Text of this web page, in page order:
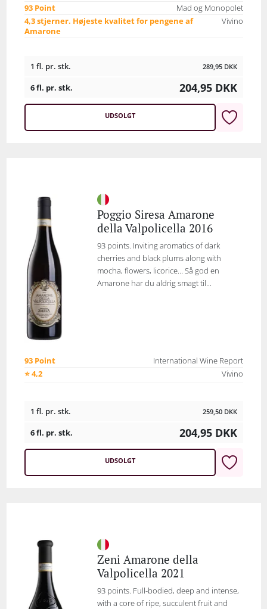
93 Point
Mad og Monopolet
4,3 stjerner. Højeste kvalitet for pengene af
Amarone
Vivino
1 fl. pr. stk. 289,95 DKK
6 fl. pr. stk. 204,95 DKK
UDSOLGT
Poggio Siresa Amarone
della Valpolicella 2016
93 points. Inviting aromatics of dark
cherries and black plums along with
mocha, flowers, licorice… Så god en
Amarone har du aldrig smagt til...
93 Point
International Wine Report
⭐ 4,2
Vivino
1 fl. pr. stk. 259,50 DKK
6 fl. pr. stk. 204,95 DKK
UDSOLGT
Zeni Amarone della
Valpolicella 2021
93 points. Full-bodied, deep and intense,
with a core of ripe, succulent fruit and